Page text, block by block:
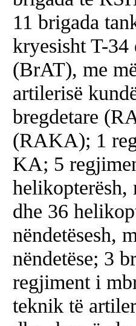
11 brigada
kryesisht T-34
(BrAT), me
artilerisë
bregdetare
(RAKA); 1
KA; 5
dhe 36
nëndetësesh,
nëndetëse; 3
regjiment i
teknik të